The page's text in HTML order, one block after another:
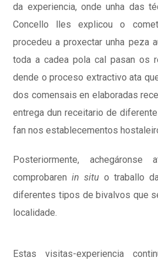
da experiencia, onde unha das
Concello lles explicou o
procedeu a proxectar unha peza
toda a cadea pola cal pasan os
dende o proceso extractivo ata
dos comensais en elaboradas
entrega dun receitario de
fan nos establecementos
Posteriormente,
comprobarenin situ o traballo
diferentes tipos de bivalvos que
localidade.
Estas visitas-experiencia